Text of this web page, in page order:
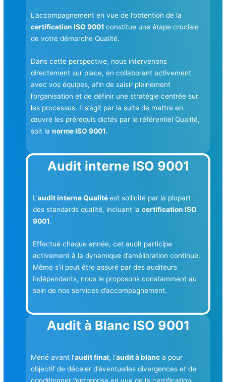
L’accompagnement en vue de l’obtention de la
certification ISO 9001constitue une étape cruciale
de votre démarche Qualité.
Dans cette perspective, nous intervenons
directement sur place, en collaborant activement
avec vos équipes, afin de saisir pleinement
l’organisation et de définir une stratégie centrée sur
les processus. Il s’agit par la suite de mettre en
œuvre les prérequis dictés par le référentiel Qualité,
soit lanorme ISO 9001.
Audit interne ISO 9001
L’audit interne Qualitéest sollicité par la plupart
des standards qualité, incluant lacertification ISO
9001.
Effectué chaque année, cet audit participe
activement à la dynamique d’amélioration continue.
Même s’il peut être assuré par des auditeurs
indépendants, nous le proposons constamment au
sein de nos services d’accompagnement.
Audit à Blanc ISO 9001
Mené avant l’audit final, l’audit à blanc a pour
objectif de déceler d’éventuelles divergences et de
conditionner l’entreprise en vue de la certification.